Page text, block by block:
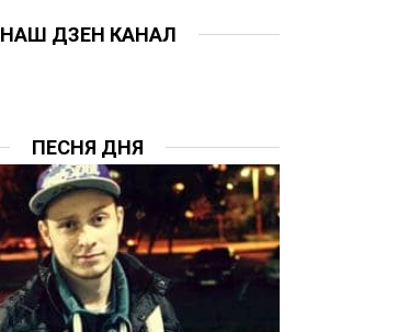
НАШ ДЗЕН КАНАЛ
ПЕСНЯ ДНЯ